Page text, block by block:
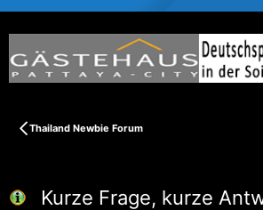
Thailand Newbie Forum
Kurze Frage, kurze